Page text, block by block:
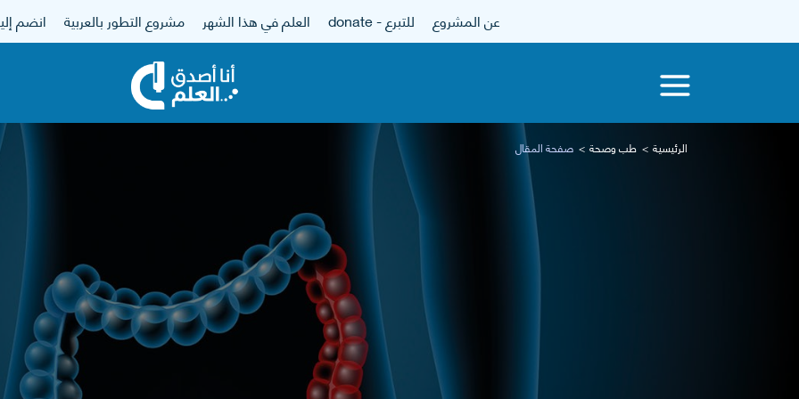
عن المشروع للتبرع - donate العلم في هذا الشهر مشروع التطور بالعربية انضم
الرئيسية طب وصحة صفحة المقال